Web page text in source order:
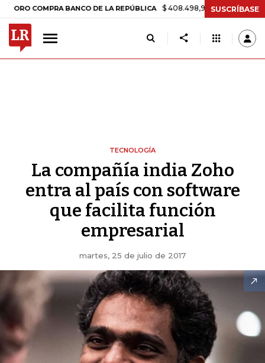
COMPRA BANCO DE LA REPÚBLICA $ 408.498,97 +$ 8.753,81 +2,19%
SUSCRÍBASE
TECNOLOGÍA
La compañía india Zoho
entra al país con software
que facilita función
empresarial
martes, 25 de julio de 2017